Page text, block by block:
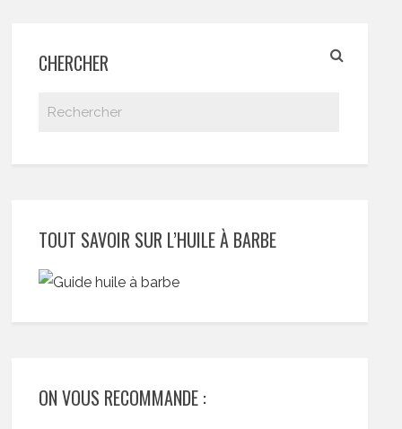
CHERCHER
TOUT SAVOIR SUR L’HUILE À BARBE
ON VOUS RECOMMANDE :